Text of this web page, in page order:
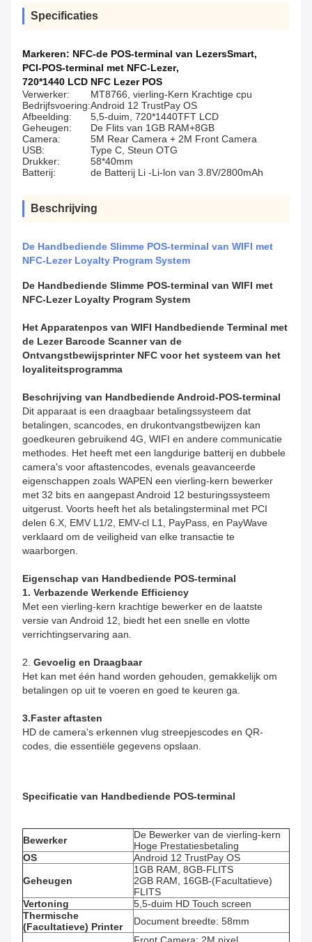
Specificaties
Markeren: NFC-de POS-terminal van LezersSmart,
PCI-POS-terminal met NFC-Lezer,
720*1440 LCD NFC Lezer POS
Verwerker:
MT8766, vierling-Kern Krachtige cpu
Bedrijfsvoering:Android 12 TrustPay OS
Afbeelding:
5,5-duim, 720*1440TFT LCD
Geheugen:
De Flits van 1GB RAM+8GB
Camera:
5M Rear Camera + 2M Front Camera
USB:
Type C, Steun OTG
Drukker:
58*40mm
Batterij:
de Batterij Li -Li-lon van 3.8V/2800mAh
Beschrijving
De Handbediende Slimme POS-terminal van WIFI met
NFC-Lezer Loyalty Program System
De Handbediende Slimme POS-terminal van WIFI met
NFC-Lezer Loyalty Program System
Het Apparatenpos van WIFI Handbediende Terminal met
de Lezer Barcode Scanner van de
Ontvangstbewijsprinter NFC voor het systeem van het
loyaliteitsprogramma
Beschrijving van Handbediende Android-POS-terminal
Dit apparaat is een draagbaar betalingssysteem dat
betalingen, scancodes, en drukontvangstbewijzen kan
goedkeuren gebruikend 4G, WIFI en andere communicatie
methodes. Het heeft met een langdurige batterij en dubbele
camera's voor aftastencodes, evenals geavanceerde
eigenschappen zoals WAPEN een vierling-kern bewerker
met 32 bits en aangepast Android 12 besturingssysteem
uitgerust. Voorts heeft het als betalingsterminal met PCI
delen 6.X, EMV L1/2, EMV-cl L1, PayPass, en PayWave
verklaard om de veiligheid van elke transactie te
waarborgen.
Eigenschap van Handbediende POS-terminal
1. Verbazende Werkende Efficiency
Met een vierling-kern krachtige bewerker en de laatste
versie van Android 12, biedt het een snelle en vlotte
verrichtingservaring aan.
2. Gevoelig en Draagbaar
Het kan met één hand worden gehouden, gemakkelijk om
betalingen op uit te voeren en goed te keuren ga.
3.Faster aftasten
HD de camera's erkennen vlug streepjescodes en QR-
codes, die essentiële gegevens opslaan.
Specificatie van Handbediende POS-terminal
Bewerker
De Bewerker van de vierling-kern
Hoge Prestatiesbetaling
OS
Android 12 TrustPay OS
Geheugen
1GB RAM, 8GB-FLITS
2GB RAM, 16GB-(Facultatieve)
FLITS
Vertoning
5,5-duim HD Touch screen
Thermische
(Facultatieve) Printer
Document breedte: 58mm